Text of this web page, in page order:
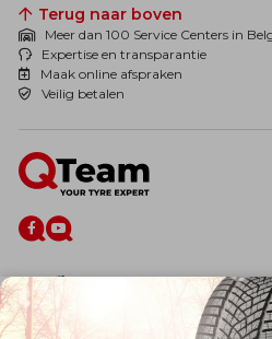
Terug naar boven
Meer dan 100 Service Centers in
Expertise en transparantie
Maak online afspraken
Veilig betalen
De firma
Wie zijn wij?
Blog